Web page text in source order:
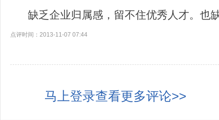
缺乏企业归属感，留不住优秀人才。也
点评时间：2013-11-07 07:44
马上登录查看更多评论>>